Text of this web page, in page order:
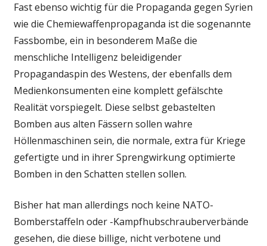
Fast ebenso wichtig für die Propaganda gegen Syrien
wie die Chemiewaffenpropaganda ist die sogenannte
Fassbombe, ein in besonderem Maße die
menschliche Intelligenz beleidigender
Propagandaspin des Westens, der ebenfalls dem
Medienkonsumenten eine komplett gefälschte
Realität vorspiegelt. Diese selbst gebastelten
Bomben aus alten Fässern sollen wahre
Höllenmaschinen sein, die normale, extra für Kriege
gefertigte und in ihrer Sprengwirkung optimierte
Bomben in den Schatten stellen sollen.
Bisher hat man allerdings noch keine NATO-
Bomberstaffeln oder -Kampfhubschrauberverbände
gesehen, die diese billige, nicht verbotene und